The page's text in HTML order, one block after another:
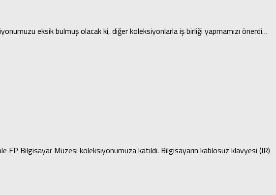
eksik bulmuş olacak ki, diğer koleksiyonlarla iş birliği yapmamızı önerdi…
Bilgisayar Müzesi koleksiyonumuza katıldı. Bilgisayarın kablosuz klavyesi (IR)